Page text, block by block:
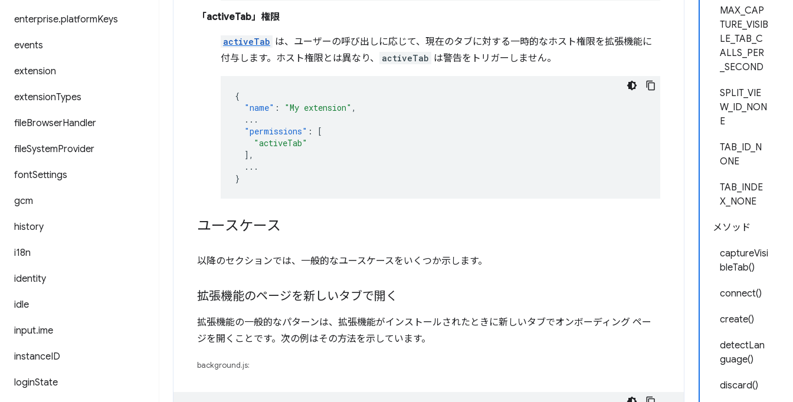
enterprise.platformKeys
events
extension
extensionTypes
fileBrowserHandler
fileSystemProvider
fontSettings
gcm
history
i18n
identity
idle
input.ime
instanceID
loginState
MAX_CAP
TURE_VISIB
LE_TAB_C
ALLS_PER
_SECOND
SPLIT_VIE
W_ID_NON
E
TAB_ID_N
ONE
TAB_INDE
X_NONE
メソッド
captureVisi
bleTab()
connect()
create()
detectLan
guage()
discard()
「activeTab」権限
activeTab は、ユーザーの呼び出しに応じて、現在のタブに対する一時的なホスト権限を拡張機能に
付与します。ホスト権限とは異なり、
activeTab は警告をトリガーしません。
{
"name" : "My extension" ,
...
"permissions" :
[
"activeTab"
],
...
}
ユースケース
以降のセクションでは、一般的なユースケースをいくつか示します。
拡張機能のページを新しいタブで開く
拡張機能の一般的なパターンは、拡張機能がインストールされたときに新しいタブでオンボーディング ペー
ジを開くことです。次の例はその方法を示しています。
background.js: